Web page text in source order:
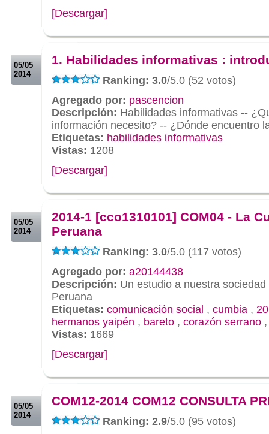
[Descargar]
05/05
2014
1. Habilidades informativas :
Ranking: 3.0/5.0 (52 votos)
Agregado por: pascencion
Descripción: Habilidades informativas --
información necesito? -- ¿Dónde encuentro
Etiquetas: habilidades informativas
Vistas: 1208
[Descargar]
05/05
2014
2014-1 [cco1310101] COM04 - La
Peruana
Ranking: 3.0/5.0 (117 votos)
Agregado por: a20144438
Descripción: Un estudio a nuestra
Peruana
Etiquetas: comunicación social , cumbia ,
hermanos yaipén , bareto , corazón serrano
Vistas: 1669
[Descargar]
05/05
2014
COM12-2014 COM12 CONSULTA
Ranking: 2.9/5.0 (95 votos)